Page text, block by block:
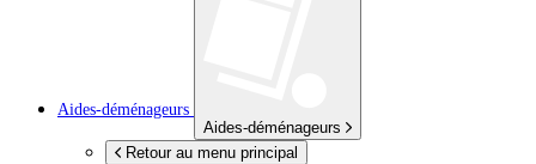
Aides-déménageurs
Aides-déménageurs
Retour au menu principal